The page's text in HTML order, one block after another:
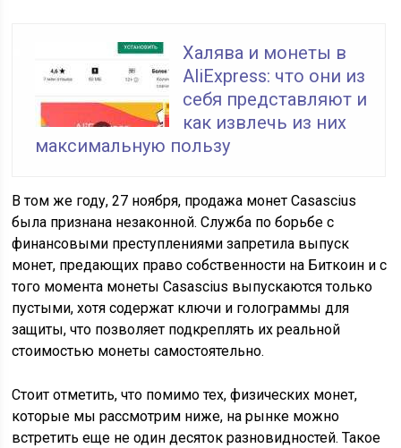
Халява и монеты в
AliExpress: что они из
себя представляют и
как извлечь из них
максимальную пользу
В том же году, 27 ноября, продажа монет Casascius
была признана незаконной. Служба по борьбе с
финансовыми преступлениями запретила выпуск
монет, предающих право собственности на Биткоин и с
того момента монеты Casascius выпускаются только
пустыми, хотя содержат ключи и голограммы для
защиты, что позволяет подкреплять их реальной
стоимостью монеты самостоятельно.
Стоит отметить, что помимо тех, физических монет,
которые мы рассмотрим ниже, на рынке можно
встретить еще не один десяток разновидностей. Такое